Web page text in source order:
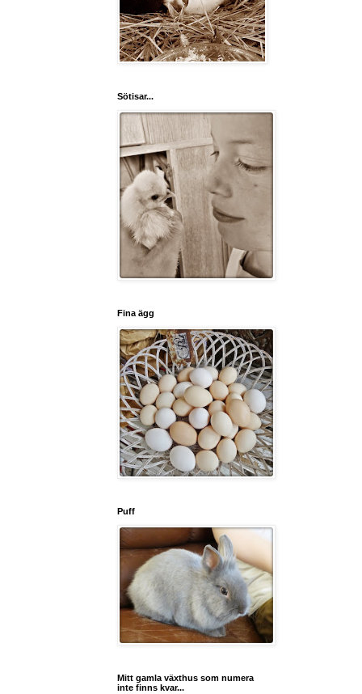
Sötisar...
Fina ägg
Puff
Mitt gamla växthus som numera
inte finns kvar...